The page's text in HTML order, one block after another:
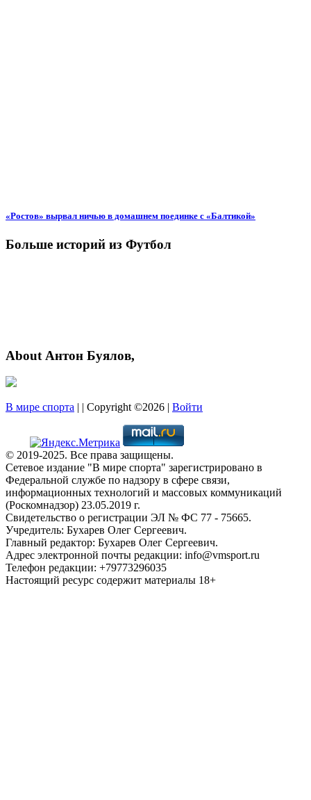
«Ростов» вырвал ничью в домашнем поединке с «Балтикой»
Больше историй из Футбол
About Антон Буялов,
В мире спорта | | Copyright ©2026 | Войти
© 2019-2025. Все права защищены.
Сетевое издание "В мире спорта" зарегистрировано в
Федеральной службе по надзору в сфере связи,
информационных технологий и массовых коммуникаций
(Роскомнадзор) 23.05.2019 г.
Свидетельство о регистрации ЭЛ № ФС 77 - 75665.
Учредитель: Бухарев Олег Сергеевич.
Главный редактор: Бухарев Олег Сергеевич.
Адрес электронной почты редакции: info@vmsport.ru
Телефон редакции: +79773296035
Настоящий ресурс содержит материалы 18+